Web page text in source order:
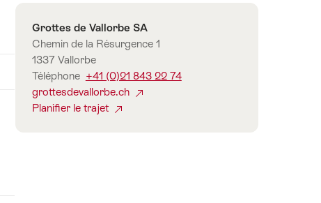
Contact
Grottes de Vallorbe SA
Chemin de la Résurgence 1
1337 Vallorbe
Téléphone +41 (0)21 843 22 74
grottesdevallorbe.ch
Planifier le trajet